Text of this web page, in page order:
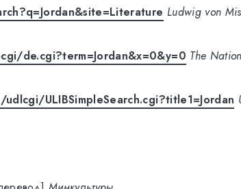
Ludwig von
de.cgi?term=Jordan&x=0&y=0 The
ULIBSimpleSearch.cgi?title1=Jordan